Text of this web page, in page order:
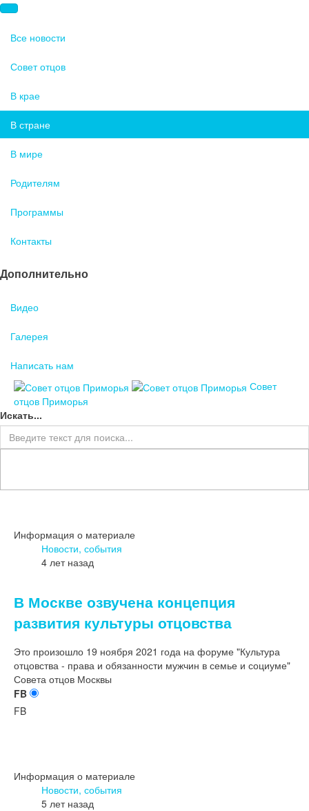
Все новости
Совет отцов
В крае
В стране
В мире
Родителям
Программы
Контакты
Дополнительно
Видео
Галерея
Написать нам
Совет
отцов Приморья
Искать...
Информация о материале
Новости, события
4 лет назад
В Москве озвучена концепция
развития культуры отцовства
Это произошло 19 ноября 2021 года на форуме "Культура
отцовства - права и обязанности мужчин в семье и социуме"
Совета отцов Москвы
FB
FB
Информация о материале
Новости, события
5 лет назад